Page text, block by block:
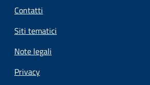
Contatti
Siti tematici
Note legali
Privacy